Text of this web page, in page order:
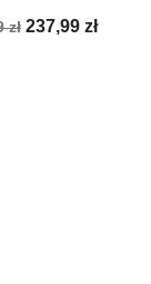
zł Cena
237,99 zł